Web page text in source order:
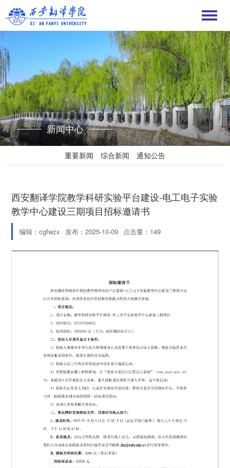
新闻中心
重要新闻 综合新闻 通知公告
西安翻译学院教学科研实验平台建设-电工电子实验
教学中心建设三期项目招标邀请书
编辑：cgfwzx 发布：2025-10-09 点击量： 149